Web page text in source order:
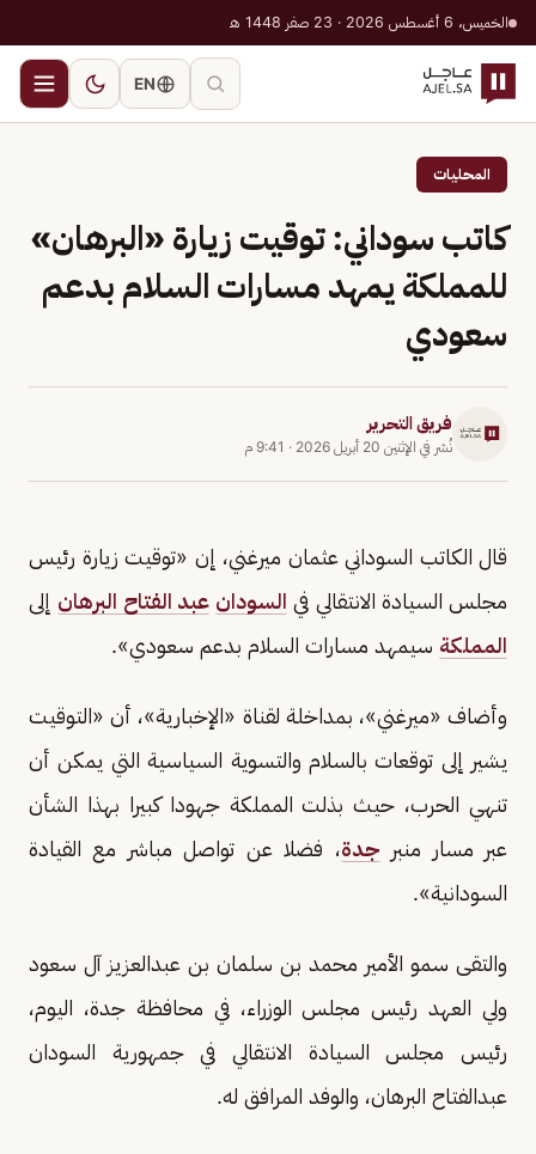
الخميس، 6 أغسطس 2026 · 23 صفر 1448 هـ
EN
المحليات
كاتب سوداني: توقيت زيارة «البرهان»
للمملكة يمهد مسارات السلام بدعم
سعودي
فريق التحرير
نُشر في الإثنين 20 أبريل 2026 · 9:41 م
قال الكاتب السوداني عثمان ميرغني، إن «توقيت زيارة رئيس
مجلس السيادة الانتقالي في السودان عبد الفتاح البرهان إلى
المملكة سيمهد مسارات السلام بدعم سعودي».
وأضاف «ميرغني»، بمداخلة لقناة «الإخبارية»، أن «التوقيت
يشير إلى توقعات بالسلام والتسوية السياسية التي يمكن أن
تنهي الحرب، حيث بذلت المملكة جهودا كبيرا بهذا الشأن
عبر مسار منبر جدة، فضلا عن تواصل مباشر مع القيادة
السودانية».
والتقى سمو الأمير محمد بن سلمان بن عبدالعزيز آل سعود
ولي العهد رئيس مجلس الوزراء، في محافظة جدة، اليوم،
رئيس مجلس السيادة الانتقالي في جمهورية السودان
عبدالفتاح البرهان، والوفد المرافق له.